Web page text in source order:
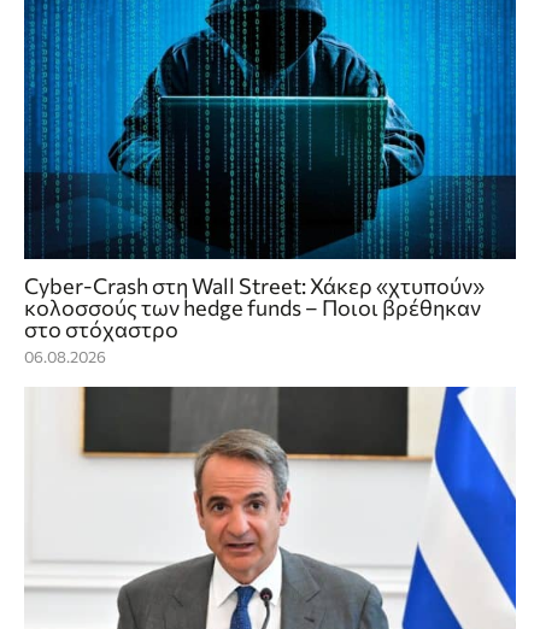
Cyber-Crash στη Wall Street: Χάκερ «χτυπούν»
κολοσσούς των hedge funds – Ποιοι βρέθηκαν
στο στόχαστρο
06.08.2026